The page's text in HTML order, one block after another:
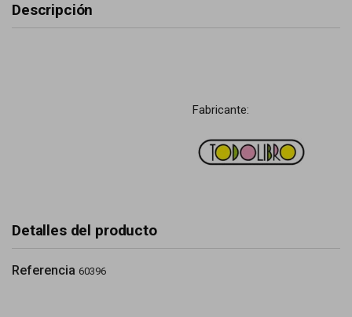
Descripción
Fabricante:
Detalles del producto
Referencia 60396